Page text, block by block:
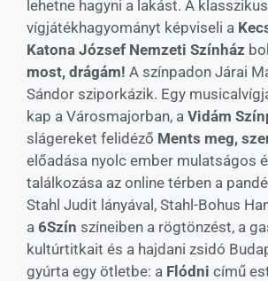
lehetne hagyni a lakást. A
vígjátékhagyományt képviseli a
Katona József Nemzeti Színház
most, drágám! A színpadon Járai
Sándor sziporkázik. Egy
kap a Városmajorban, a Vidám
slágereket felidéző Ments meg,
előadása nyolc ember mulatságos
találkozása az online térben a
Stahl Judit lányával, Stahl-Bohus
a 6Szín színeiben a rögtönzést, a
kultúrtitkait és a hajdani zsidó
gyúrta egy ötletbe: a Flódni című